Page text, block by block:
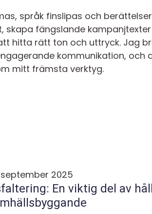
språk finslipas och
fängslande kampanjtexter
hitta rätt ton och uttryck. Jag
kommunikation, och
mitt främsta verktyg.
2025
En viktig del av